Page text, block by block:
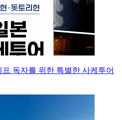
프 독자를 위한 특별한 사케투어